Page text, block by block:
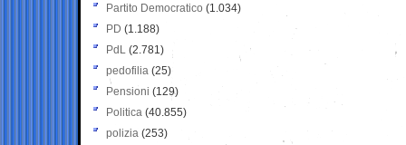
Partito Democratico (1.034)
PD (1.188)
PdL (2.781)
pedofilia (25)
Pensioni (129)
Politica (40.855)
polizia (253)